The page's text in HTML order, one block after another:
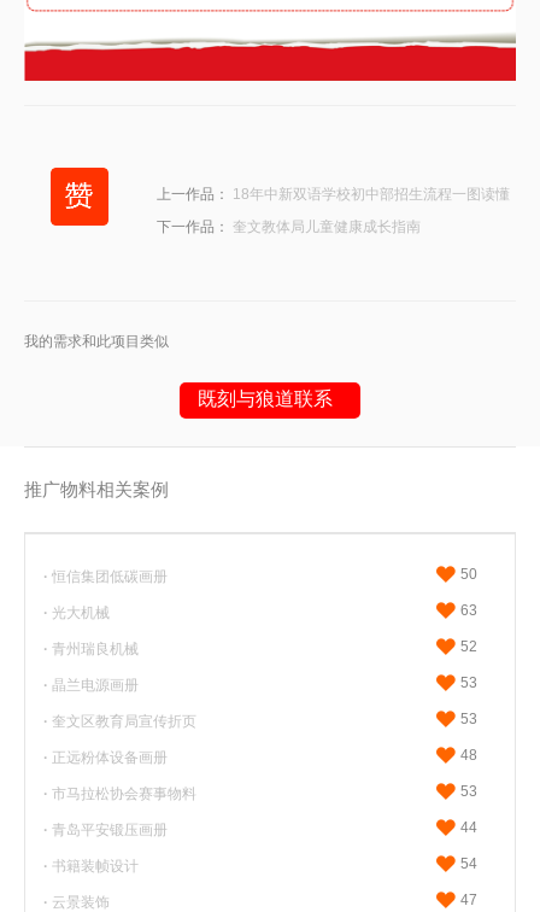
上一作品： 18年中新双语学校初中部招生流程一图读懂
下一作品： 奎文教体局儿童健康成长指南
我的需求和此项目类似
既刻与狼道联系
或请拨打18053617900
推广物料相关案例
· 恒信集团低碳画册 50
· 光大机械 63
· 青州瑞良机械 52
· 晶兰电源画册 53
· 奎文区教育局宣传折页 53
· 正远粉体设备画册 48
· 市马拉松协会赛事物料 53
· 青岛平安锻压画册 44
· 书籍装帧设计 54
· 云景装饰 47